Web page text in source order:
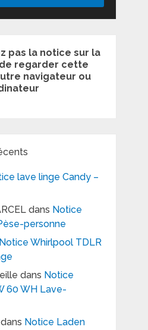
pas la notice sur la
regarder cette
navigateur ou
lave linge Candy –
dans Notice
personne
Notice Whirlpool TDLR
dans Notice
60 WH Lave-
dans Notice Laden